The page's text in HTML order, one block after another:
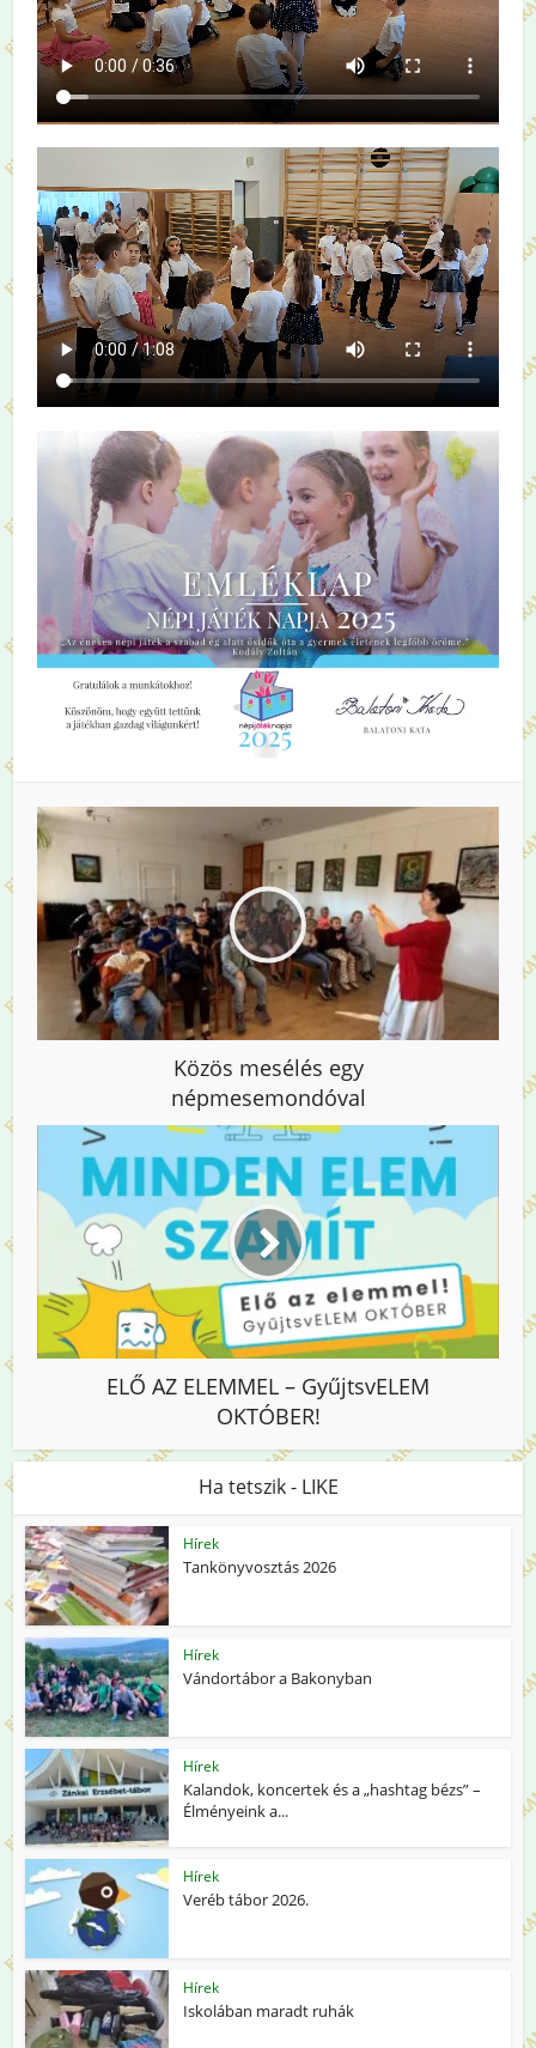
Közös mesélés egy
népmesemondóval
ELŐ AZ ELEMMEL – GyűjtsvELEM
OKTÓBER!
Ha tetszik - LIKE
Hírek
Tankönyvosztás 2026
Hírek
Vándortábor a Bakonyban
Hírek
Kalandok, koncertek és a „hashtag bézs” –
Élményeink a...
Hírek
Veréb tábor 2026.
Hírek
Iskolában maradt ruhák